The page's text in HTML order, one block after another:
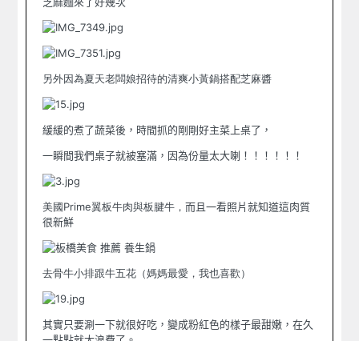
另外因為夏天老闆娘招待的清爽小黃鍋搭配芝麻醬
緩緩的煮了蔬菜後，時間抓的剛剛好主菜上桌了，
一瞬間我們桌子就被塞滿，因為份量太大喇！！！！！！
美國Prime翼板牛肉與板腱牛，而且一看照片就知道這肉質
很新鮮
去骨牛小排跟牛五花（媽媽最愛，我也喜歡）
其實只要涮一下就很好吃，變成粉紅色的樣子最甜嫩，在久